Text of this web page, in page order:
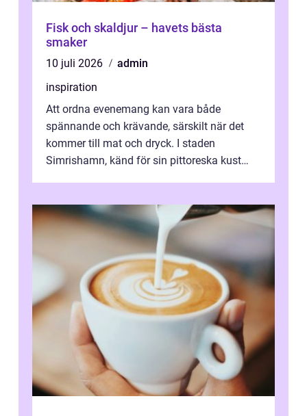
Fisk och skaldjur – havets bästa
smaker
10 juli 2026
admin
inspiration
Att ordna evenemang kan vara både
spännande och krävande, särskilt när det
kommer till mat och dryck. I staden
Simrishamn, känd för sin pittoreska kust